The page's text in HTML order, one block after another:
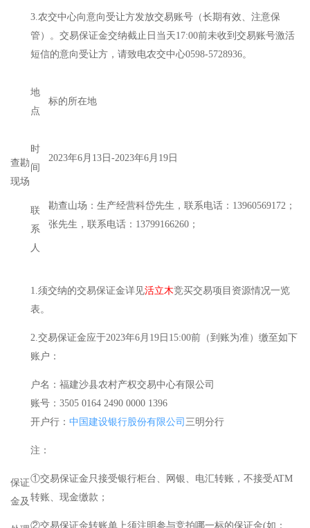
3.农交中心向意向受让方发放交易账号（长期有效、注意保
管）。交易保证金交纳截止日当天17:00前未收到交易账号激活
短信的意向受让方，请致电农交中心0598-5728936。
查勘
现场
地
点
标的所在地
时
间
2023年6月13日-2023年6月19日
联
系
人
勘查山场：生产经营科岱先生，联系电话：13960569172；
张先生，联系电话：13799166260；
保证
金及
1.须交纳的交易保证金详见活立木竞买交易项目资源情况一览
表。
2.交易保证金应于2023年6月19日15:00前（到账为准）缴至如下
账户：
户名：福建沙县农村产权交易中心有限公司
账号：3505 0164 2490 0000 1396
开户行： 中国建设银行股份有限公司 三明分行
注：
①交易保证金只接受银行柜台、网银、电汇转账，不接受ATM
转账、现金缴款；
②交易保证金转账单上须注明参与竞拍哪一标的保证金(如：